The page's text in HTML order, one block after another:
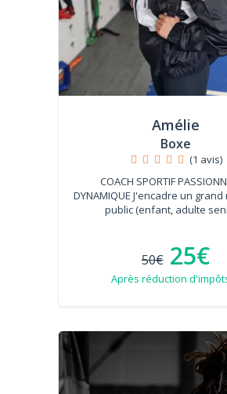
Amélie
Boxe
(1 avis)
COACH SPORTIF
DYNAMIQUE J'encadre un
public (enfant, adulte
50€ 25€
Après réduction